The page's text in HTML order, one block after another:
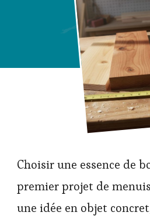
Choisir une essence de
premier projet de
une idée en objet